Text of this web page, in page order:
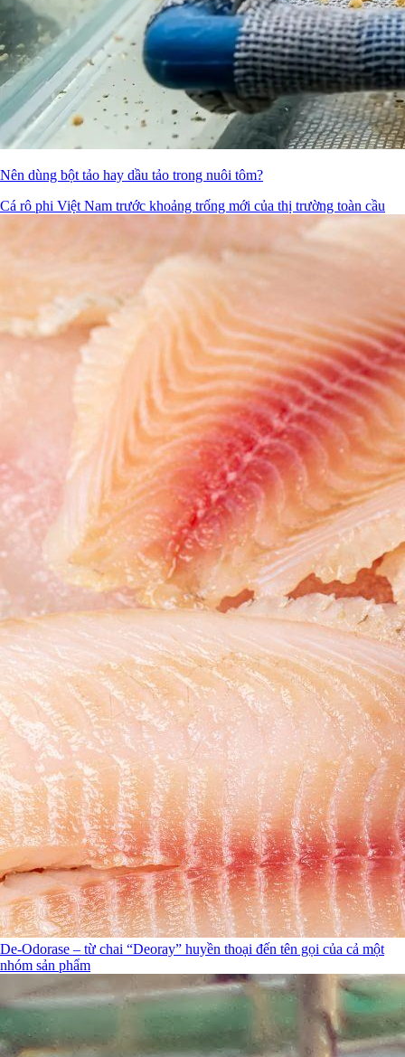
Nên dùng bột tảo hay dầu tảo trong nuôi tôm?
Cá rô phi Việt Nam trước khoảng trống mới của thị trường toàn cầu
De-Odorase – từ chai “Deoray” huyền thoại đến tên gọi của cả một
nhóm sản phẩm